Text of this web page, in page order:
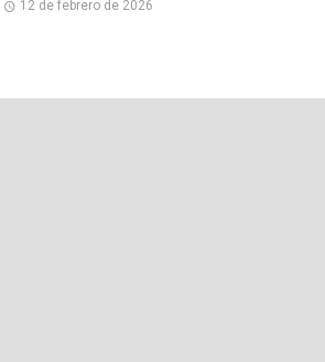
12 de febrero de 2026